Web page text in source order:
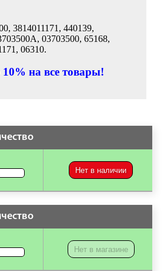
3814011171, 440139,
03703500, 65168,
06310.
10% на все товары!
Нет в наличии
Нет в магазине